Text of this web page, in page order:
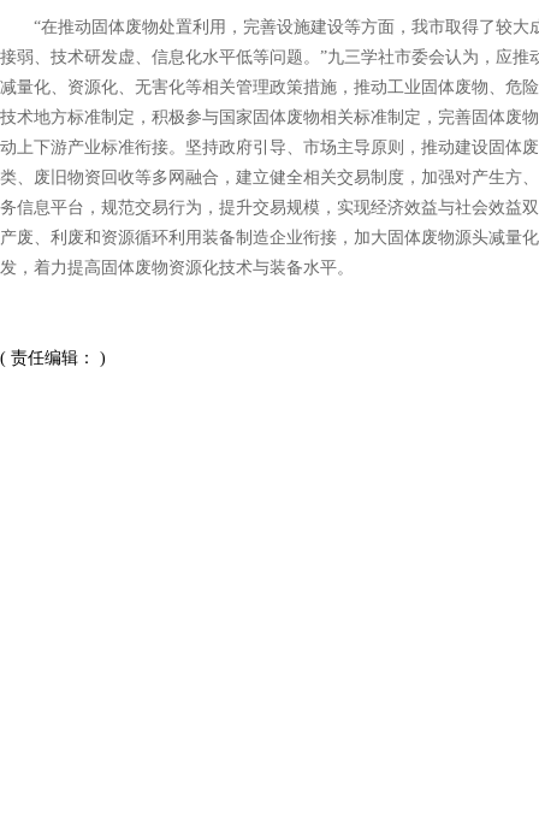
“在推动固体废物处置利用，完善设施建设等方面，我市取得了较大
接弱、技术研发虚、信息化水平低等问题。”九三学社市委会认为，应
减量化、资源化、无害化等相关管理政策措施，推动工业固体废物、危
技术地方标准制定，积极参与国家固体废物相关标准制定，完善固体废
动上下游产业标准衔接。坚持政府引导、市场主导原则，推动建设固体
类、废旧物资回收等多网融合，建立健全相关交易制度，加强对产生方
务信息平台，规范交易行为，提升交易规模，实现经济效益与社会效益
产废、利废和资源循环利用装备制造企业衔接，加大固体废物源头减量
发，着力提高固体废物资源化技术与装备水平。
( 责任编辑： )